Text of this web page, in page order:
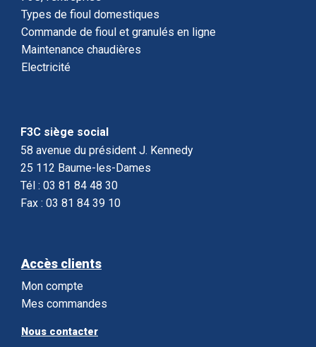
Types de fioul domestiques
Commande de fioul et granulés en ligne
Maintenance chaudières
Electricité
F3C siège social
58 avenue du président J. Kennedy
25 112 Baume-les-Dames
Tél : 03 81 84 48 30
Fax : 03 81 84 39 10
Accès clients
Mon compte
Mes commandes
Nous contacter